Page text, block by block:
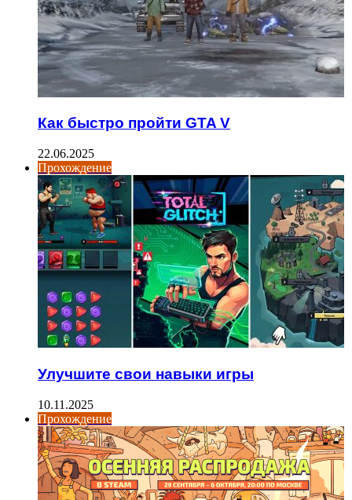
Как быстро пройти GTA V
22.06.2025
Прохождение
Улучшите свои навыки игры
10.11.2025
Прохождение